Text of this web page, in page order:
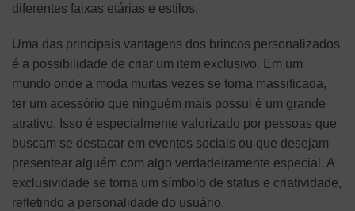
diferentes faixas etárias e estilos.
Uma das principais vantagens dos brincos personalizados
é a possibilidade de criar um item exclusivo. Em um
mundo onde a moda muitas vezes se torna massificada,
ter um acessório que ninguém mais possui é um grande
atrativo. Isso é especialmente valorizado por pessoas que
buscam se destacar em eventos sociais ou que desejam
presentear alguém com algo verdadeiramente especial. A
exclusividade se torna um símbolo de status e criatividade,
refletindo a personalidade do usuário.